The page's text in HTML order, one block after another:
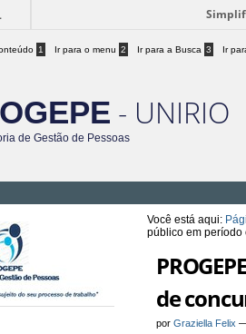
1 Ir para o menu 2 Ir para a Busca 3 Ir
- UNIRIO
de Gestão de Pessoas
Você está aqui:
público em período
de
porGraziella Felix